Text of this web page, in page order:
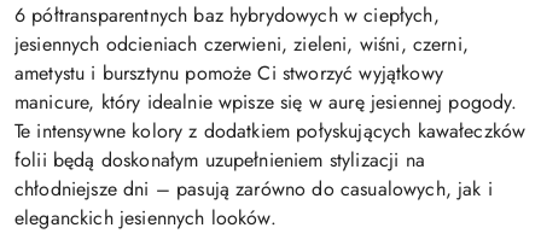
6 półtransparentnych baz hybrydowych w ciepłych,
jesiennych odcieniach czerwieni, zieleni, wiśni, czerni,
ametystu i bursztynu pomoże Ci stworzyć wyjątkowy
manicure, który idealnie wpisze się w aurę jesiennej pogody.
Te intensywne kolory z dodatkiem połyskujących kawałeczków
folii będą doskonałym uzupełnieniem stylizacji na
chłodniejsze dni – pasują zarówno do casualowych, jak i
eleganckich jesiennych looków.